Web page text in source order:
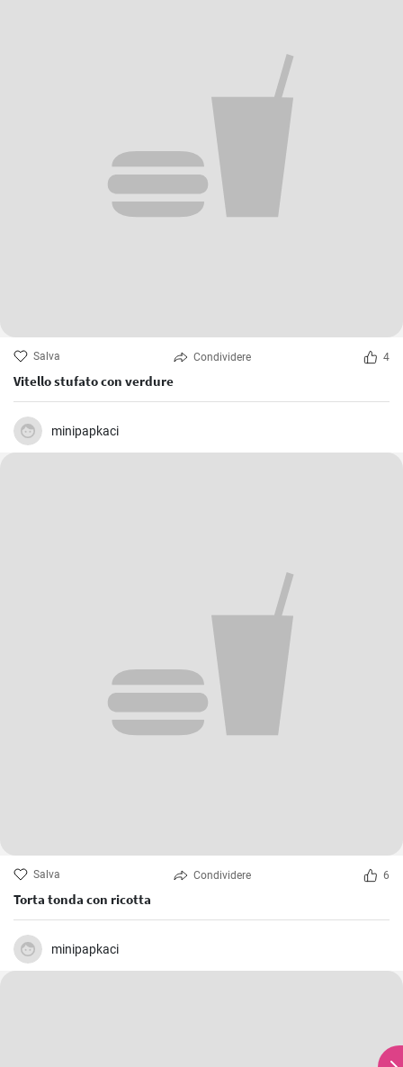
Salva Condividere 4
Vitello stufato con verdure
minipapkaci
Salva Condividere 6
Torta tonda con ricotta
minipapkaci